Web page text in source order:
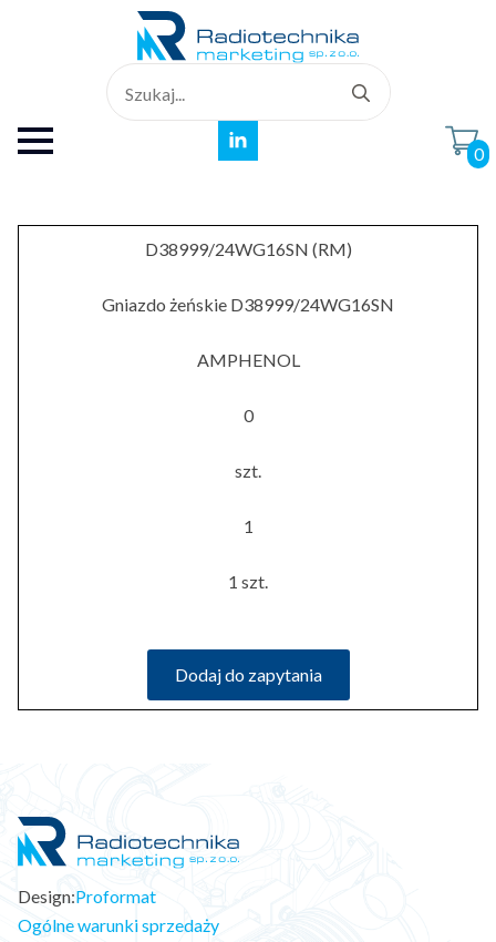
for:
0
D38999/24WG16SN (RM)
Gniazdo żeńskie D38999/24WG16SN
AMPHENOL
0
szt.
1
1 szt.
Dodaj do zapytania
Design:Proformat
Ogólne warunki sprzedaży